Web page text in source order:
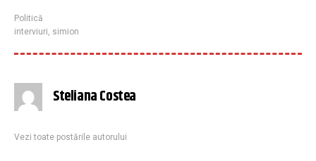
Politică
interviuri, simion
Steliana Costea
Vezi toate postările autorului